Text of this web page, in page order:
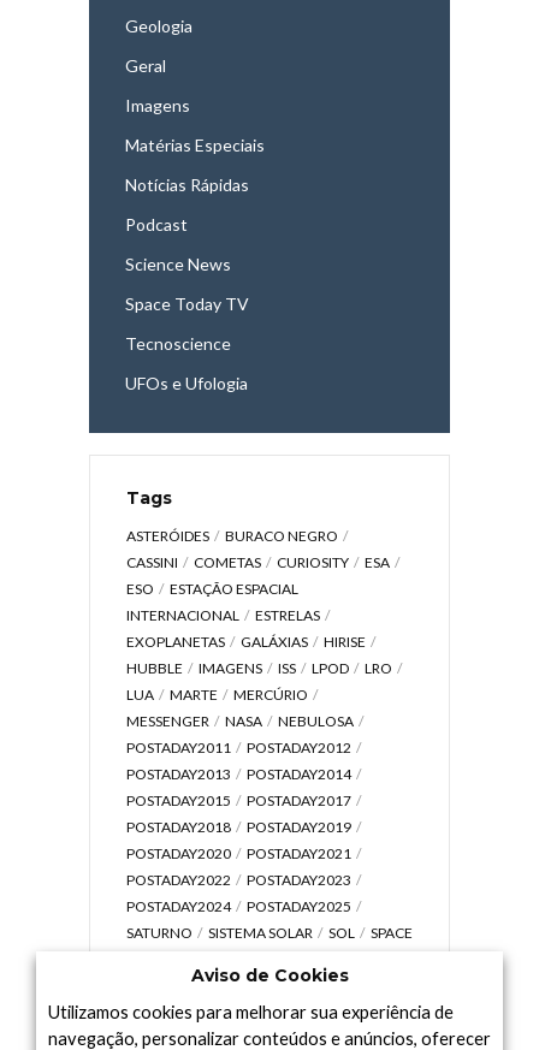
Geologia
Geral
Imagens
Matérias Especiais
Notícias Rápidas
Podcast
Science News
Space Today TV
Tecnoscience
UFOs e Ufologia
Tags
ASTERÓIDES
BURACO NEGRO
CASSINI
COMETAS CURIOSITY
ESA
ESO
ESTAÇÃO ESPACIAL
INTERNACIONAL
ESTRELAS
EXOPLANETAS
GALÁXIAS
HIRISE
HUBBLE
IMAGENS ISS LPOD
LRO
LUA
MARTE
MERCÚRIO
MESSENGER
NASA
NEBULOSA
POSTADAY2011
POSTADAY2012
POSTADAY2013
POSTADAY2014
POSTADAY2015
POSTADAY2017
POSTADAY2018
POSTADAY2019
POSTADAY2020
POSTADAY2021
POSTADAY2022
POSTADAY2023
POSTADAY2024
POSTADAY2025
SATURNO
SISTEMA SOLAR SOL
SPACE
UNIVERSO
VÍDEO
Aviso de Cookies
Utilizamos cookies para melhorar sua experiência de
navegação, personalizar conteúdos e anúncios, oferecer